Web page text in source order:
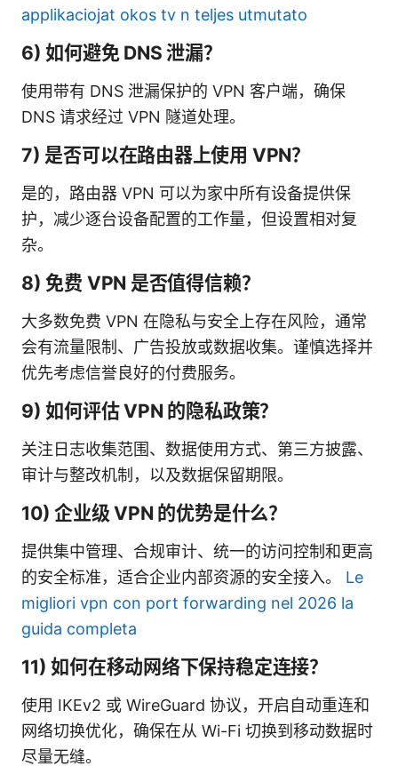
applikaciojat okos tv n teljes utmutato
6) 如何避免 DNS 泄漏？
使用带有 DNS 泄漏保护的 VPN 客户端，确保
DNS 请求经过 VPN 隧道处理。
7) 是否可以在路由器上使用 VPN？
是的，路由器 VPN 可以为家中所有设备提供保
护，减少逐台设备配置的工作量，但设置相对复
杂。
8) 免费 VPN 是否值得信赖？
大多数免费 VPN 在隐私与安全上存在风险，通常
会有流量限制、广告投放或数据收集。谨慎选择并
优先考虑信誉良好的付费服务。
9) 如何评估 VPN 的隐私政策？
关注日志收集范围、数据使用方式、第三方披露、
审计与整改机制，以及数据保留期限。
10) 企业级 VPN 的优势是什么？
提供集中管理、合规审计、统一的访问控制和更高
的安全标准，适合企业内部资源的安全接入。 Le
migliori vpn con port forwarding nel 2026 la
guida completa
11) 如何在移动网络下保持稳定连接？
使用 IKEv2 或 WireGuard 协议，开启自动重连和
网络切换优化，确保在从 Wi-Fi 切换到移动数据时
尽量无缝。